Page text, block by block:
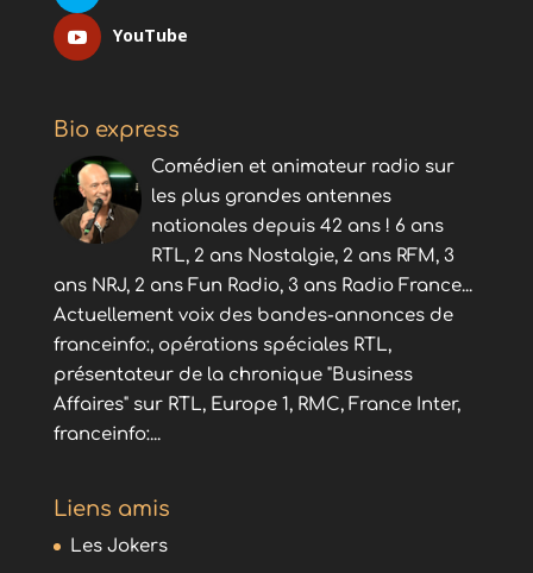
YouTube
Bio express
Comédien et animateur radio sur
les plus grandes antennes
nationales depuis 42 ans ! 6 ans
RTL, 2 ans Nostalgie, 2 ans RFM, 3
ans NRJ, 2 ans Fun Radio, 3 ans Radio France...
Actuellement voix des bandes-annonces de
franceinfo:, opérations spéciales RTL,
présentateur de la chronique "Business
Affaires" sur RTL, Europe 1, RMC, France Inter,
franceinfo:...
Liens amis
Les Jokers